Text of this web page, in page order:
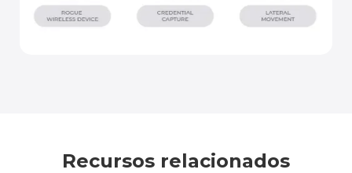
Recursos relacionados